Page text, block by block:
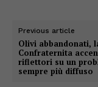
Previous article
Olivi abbandonati,
Confraternita
riflettori su un
sempre più diffuso